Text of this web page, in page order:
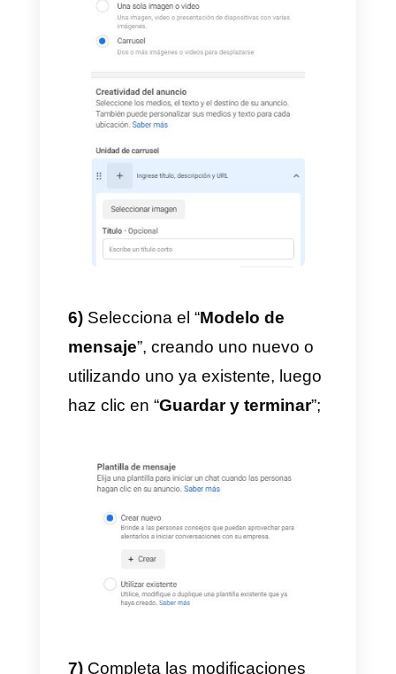
5)Selecciona el contenido a
incluir en el anuncio, una foto, un
vídeo o carrusel;